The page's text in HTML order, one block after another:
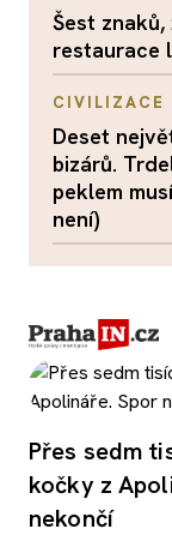
Šest
restaurace
CIVILIZACE
Deset
bizárů.
peklem
není)
Přes sedm
kočky z
nekončí